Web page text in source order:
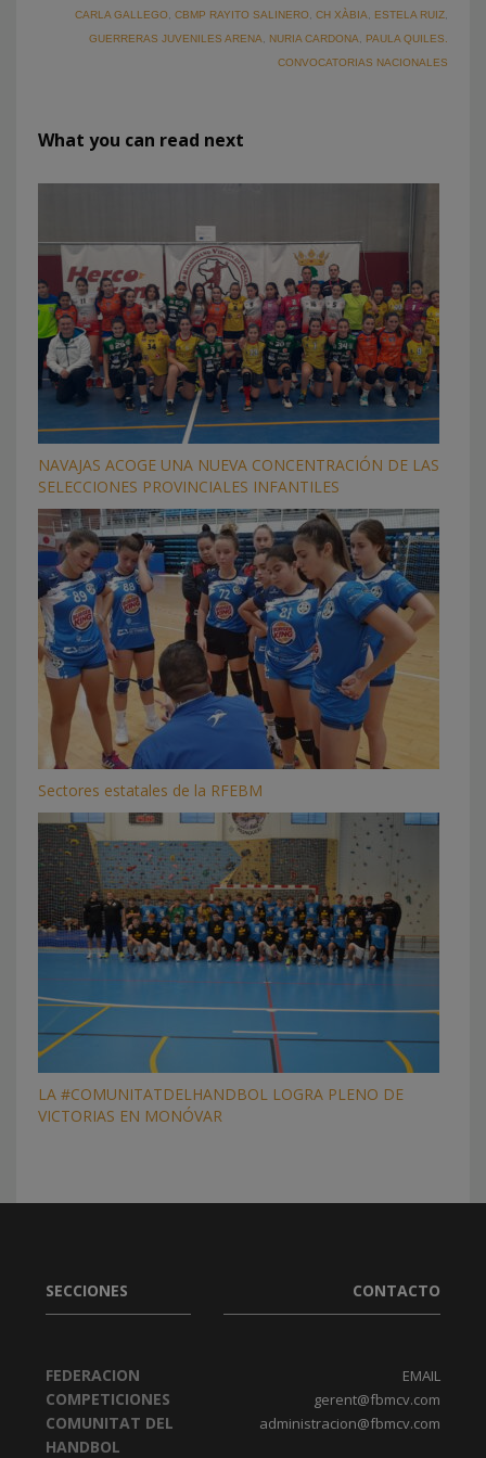
CARLA GALLEGO CBMP RAYITO SALINERO CH XÀBIA ESTELA RUIZ
GUERRERAS JUVENILES ARENA
NURIA CARDONA
PAULA QUILES.
CONVOCATORIAS NACIONALES
What you can read next
NAVAJAS ACOGE UNA NUEVA CONCENTRACIÓN DE LAS
SELECCIONES PROVINCIALES INFANTILES
Sectores estatales de la RFEBM
LA #COMUNITATDELHANDBOL LOGRA PLENO DE
VICTORIAS EN MONÓVAR
SECCIONES
FEDERACION
COMPETICIONES
COMUNITAT DEL
HANDBOL
CONTACTO
EMAIL
gerent@fbmcv.com
administracion@fbmcv.com